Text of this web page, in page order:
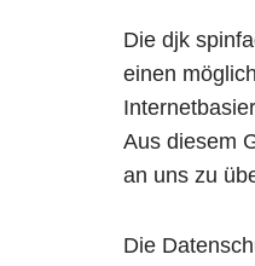
Die djk
einen
Aus diesem
an uns zu
Die